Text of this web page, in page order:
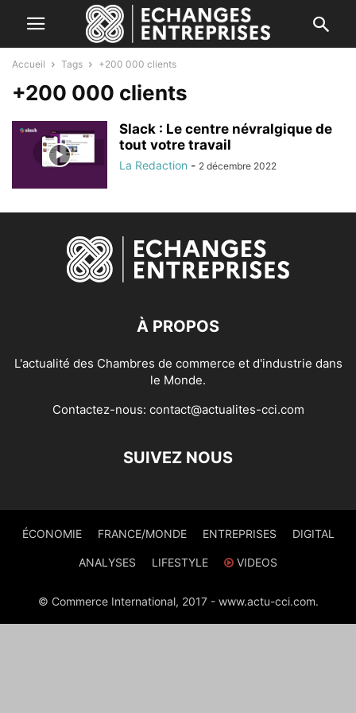
Accueil Tags +200 000 clients
+200 000 clients
Slack : Le centre névralgique de
tout votre travail
La Redaction - 2 décembre 2022
À PROPOS
L'actualité des Chambres de commerce et d'industrie dans
le Monde.
Contactez-nous: contact@actualites-cci.com
SUIVEZ NOUS
ÉCONOMIE FRANCE/MONDE ENTREPRISES DIGITAL
ANALYSES LIFESTYLE VIDEOS
© Commerce International, 2017 - www.actu-cci.com.